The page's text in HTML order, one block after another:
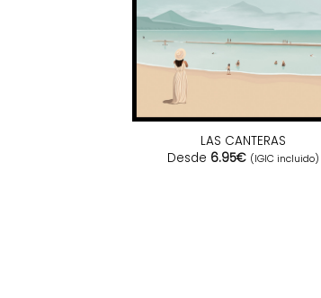
LAS CANTERAS
Desde 6.95€ (IGIC incluido)